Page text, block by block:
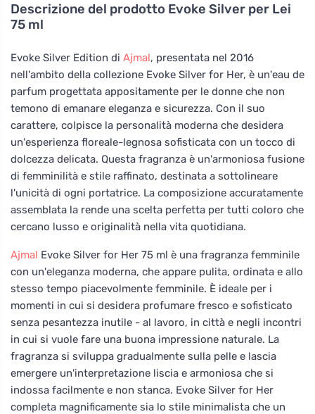
Descrizione del prodotto Evoke Silver per Lei
75 ml
Evoke Silver Edition di Ajmal, presentata nel 2016
nell'ambito della collezione Evoke Silver for Her, è un'eau de
parfum progettata appositamente per le donne che non
temono di emanare eleganza e sicurezza. Con il suo
carattere, colpisce la personalità moderna che desidera
un'esperienza floreale-legnosa sofisticata con un tocco di
dolcezza delicata. Questa fragranza è un'armoniosa fusione
di femminilità e stile raffinato, destinata a sottolineare
l'unicità di ogni portatrice. La composizione accuratamente
assemblata la rende una scelta perfetta per tutti coloro che
cercano lusso e originalità nella vita quotidiana.
Ajmal Evoke Silver for Her 75 ml è una fragranza femminile
con un'eleganza moderna, che appare pulita, ordinata e allo
stesso tempo piacevolmente femminile. È ideale per i
momenti in cui si desidera profumare fresco e sofisticato
senza pesantezza inutile - al lavoro, in città e negli incontri
in cui si vuole fare una buona impressione naturale. La
fragranza si sviluppa gradualmente sulla pelle e lascia
emergere un'interpretazione liscia e armoniosa che si
indossa facilmente e non stanca. Evoke Silver for Her
completa magnificamente sia lo stile minimalista che un